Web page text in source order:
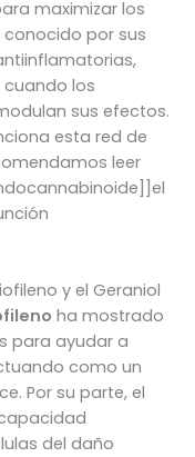
maximizar los
conocido por sus
los
sus efectos.
esta red de
leer
y el Geraniol
ha mostrado
para ayudar a
como un
Por su parte, el
del daño